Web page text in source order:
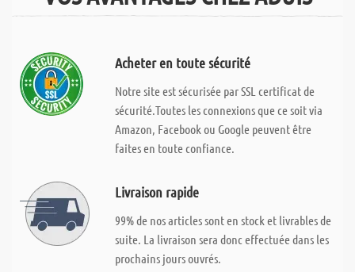
Acheter en toute sécurité
Notre site est sécurisée par SSL certificat de
sécurité.Toutes les connexions que ce soit via
Amazon, Facebook ou Google peuvent être
faites en toute confiance.
Livraison rapide
99% de nos articles sont en stock et livrables de
suite. La livraison sera donc effectuée dans les
prochains jours ouvrés.